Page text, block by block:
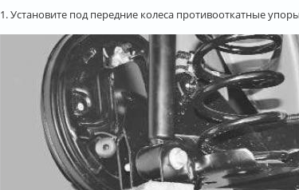
1. Установите под передние колеса противооткатные